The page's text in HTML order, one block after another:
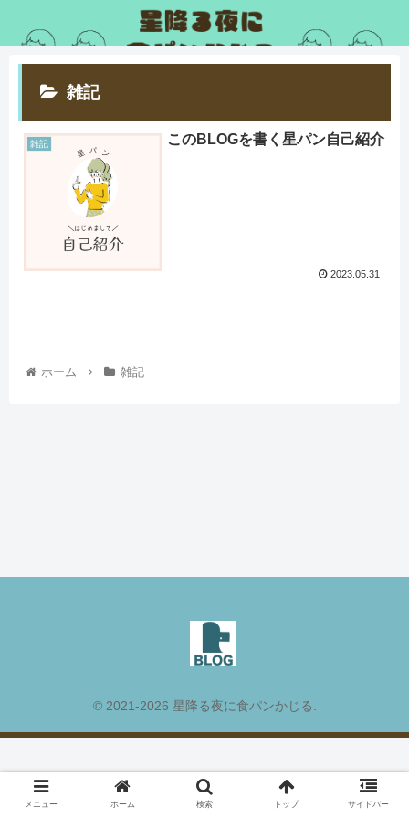
雑記
雑記 このBLOGを書く星パン自己紹介
2023.05.31
ホーム 雑記
© 2021-2026 星降る夜に食パンかじる.
メニュー ホーム 検索 トップ サイドバー